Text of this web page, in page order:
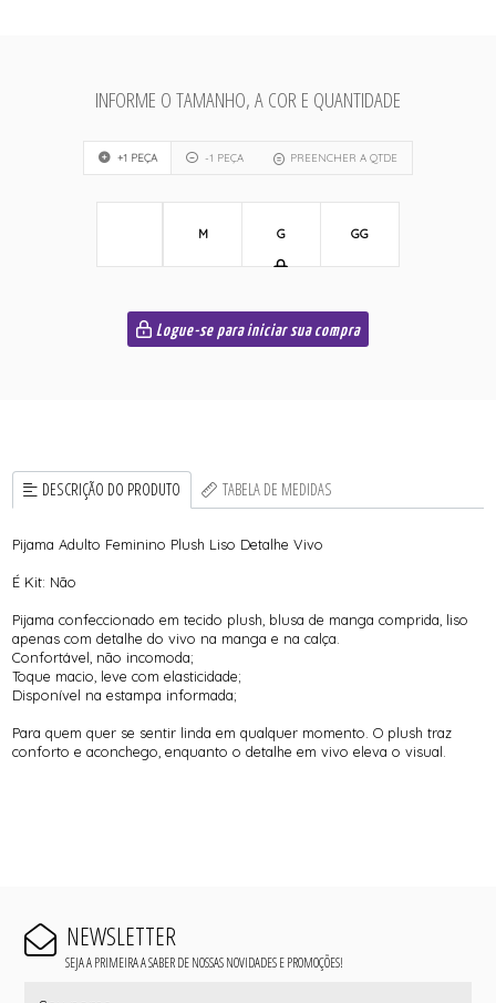
INFORME O TAMANHO, A COR E QUANTIDADE
+1 PEÇA -1 PEÇA PREENCHER A QTDE
M G GG
Logue-se para iniciar sua compra
DESCRIÇÃO DO PRODUTO TABELA DE MEDIDAS
Pijama Adulto Feminino Plush Liso Detalhe Vivo
É Kit: Não
Pijama confeccionado em tecido plush, blusa de manga comprida, liso
apenas com detalhe do vivo na manga e na calça.
Confortável, não incomoda;
Toque macio, leve com elasticidade;
Disponível na estampa informada;
Para quem quer se sentir linda em qualquer momento. O plush traz
conforto e aconchego, enquanto o detalhe em vivo eleva o visual.
NEWSLETTER
SEJA A PRIMEIRA A SABER DE NOSSAS NOVIDADES E PROMOÇÕES!